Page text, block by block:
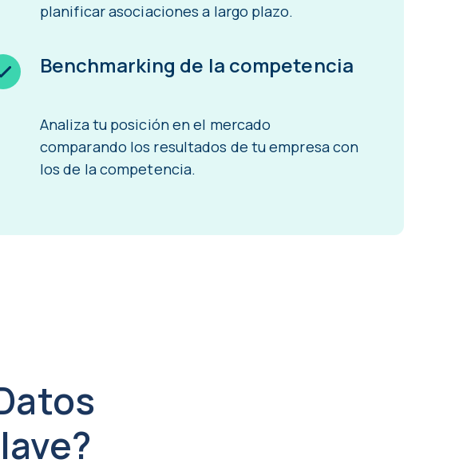
planificar asociaciones a largo plazo.
Benchmarking de la competencia
Analiza tu posición en el mercado
comparando los resultados de tu empresa con
los de la competencia.